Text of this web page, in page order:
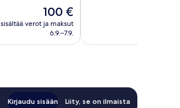
Hinta
on
100 €
100 €
sisältää verot ja maksut
6.9.–7.9.
Kirjaudu sisään Liity, se on ilmaista